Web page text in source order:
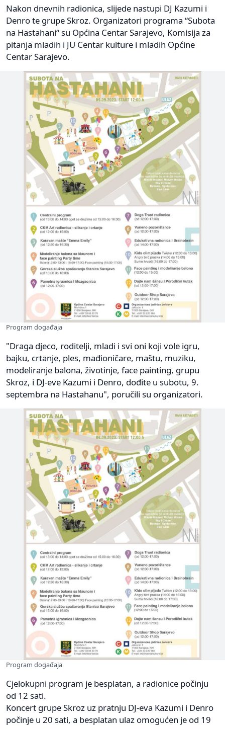
Nakon dnevnih radionica, slijede nastupi DJ Kazumi i
Denro te grupe Skroz. Organizatori programa “Subota
na Hastahani“ su Općina Centar Sarajevo, Komisija za
pitanja mladih i JU Centar kulture i mladih Općine
Centar Sarajevo.
Program događaja
"Draga djeco, roditelji, mladi i svi oni koji vole igru,
bajku, crtanje, ples, mađioničare, maštu, muziku,
modeliranje balona, životinje, face painting, grupu
Skroz, i DJ-eve Kazumi i Denro, dođite u subotu, 9.
septembra na Hastahanu", poručili su organizatori.
Program događaja
Cjelokupni program je besplatan, a radionice počinju
od 12 sati.
Koncert grupe Skroz uz pratnju DJ-eva Kazumi i Denro
počinje u 20 sati, a besplatan ulaz omogućen je od 19